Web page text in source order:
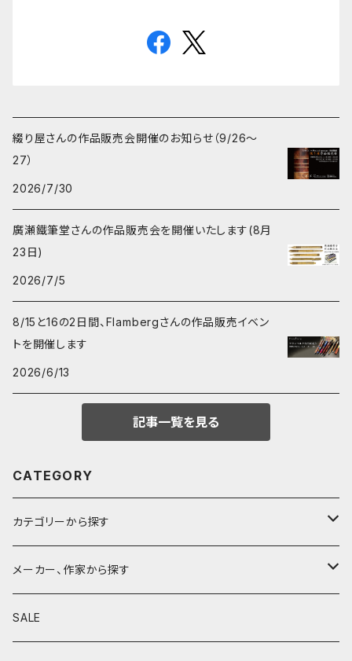
綴り屋さんの作品販売会開催のお知らせ（9/26〜
27）
2026/7/30
廣瀬鐵筆堂さんの作品販売会を開催いたします(8月
23日)
2026/7/5
8/15と16の2日間、Flambergさんの作品販売イベン
トを開催します
2026/6/13
記事一覧を見る
CATEGORY
カテゴリーから探す
鉛筆
鉛筆補助軸
メーカー、作家から探す
590&Co.
SALE